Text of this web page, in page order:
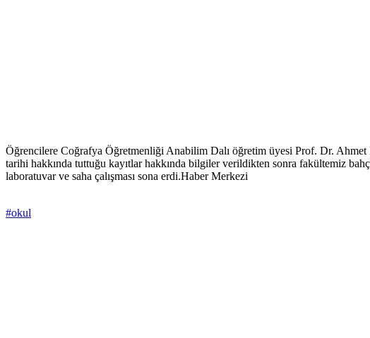
Öğrencilere Coğrafya Öğretmenliği Anabilim Dalı öğretim üyesi Prof. Dr. Ahmet
tarihi hakkında tuttuğu kayıtlar hakkında bilgiler verildikten sonra fakültemiz
laboratuvar ve saha çalışması sona erdi.Haber Merkezi
#okul